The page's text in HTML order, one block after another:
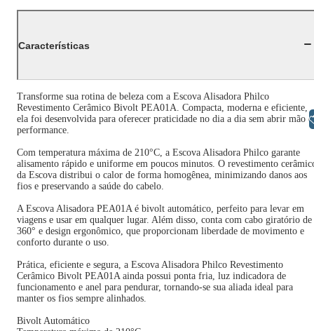
Características
Transforme sua rotina de beleza com a Escova Alisadora Philco
Revestimento Cerâmico Bivolt PEA01A. Compacta, moderna e eficiente,
ela foi desenvolvida para oferecer praticidade no dia a dia sem abrir mão
performance.
Com temperatura máxima de 210°C, a Escova Alisadora Philco garante
alisamento rápido e uniforme em poucos minutos. O revestimento
da Escova distribui o calor de forma homogênea, minimizando danos aos
fios e preservando a saúde do cabelo.
A Escova Alisadora PEA01A é bivolt automático, perfeito para levar em
viagens e usar em qualquer lugar. Além disso, conta com cabo giratório de
360° e design ergonômico, que proporcionam liberdade de movimento e
conforto durante o uso.
Prática, eficiente e segura, a Escova Alisadora Philco Revestimento
Cerâmico Bivolt PEA01A ainda possui ponta fria, luz indicadora de
funcionamento e anel para pendurar, tornando-se sua aliada ideal para
manter os fios sempre alinhados.
Bivolt Automático
Libras